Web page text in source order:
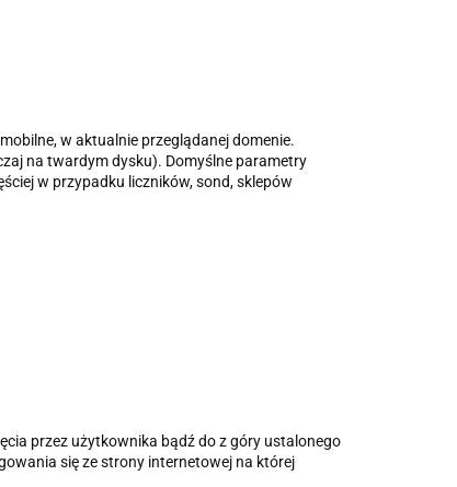
w aktualnie przeglądanej domenie.
na twardym dysku). Domyślne parametry
w przypadku liczników, sond, sklepów
przez użytkownika bądź do z góry ustalonego
się ze strony internetowej na której